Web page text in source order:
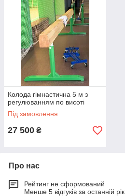
Колода гімнастична 5 м з
регулюванням по висоті
Під замовлення
27 500 ₴
Про нас
Рейтинг не сформований
Менше 5 відгуків за останній рік